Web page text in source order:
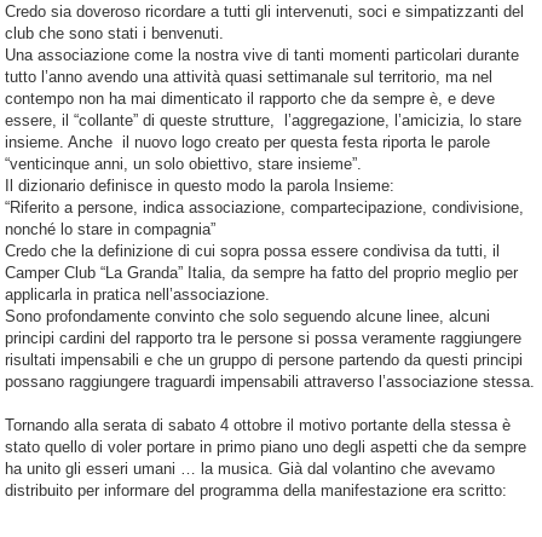
Credo sia doveroso ricordare a tutti gli intervenuti, soci e simpatizzanti del
club che sono stati i benvenuti.
Una associazione come la nostra vive di tanti momenti particolari durante
tutto l’anno avendo una attività quasi settimanale sul territorio, ma nel
contempo non ha mai dimenticato il rapporto che da sempre è, e deve
essere, il “collante” di queste strutture, l’aggregazione, l’amicizia, lo stare
insieme. Anche il nuovo logo creato per questa festa riporta le parole
“venticinque anni, un solo obiettivo, stare insieme”.
Il dizionario definisce in questo modo la parola Insieme:
“Riferito a persone, indica associazione, compartecipazione, condivisione,
nonché lo stare in compagnia”
Credo che la definizione di cui sopra possa essere condivisa da tutti, il
Camper Club “La Granda” Italia, da sempre ha fatto del proprio meglio per
applicarla in pratica nell’associazione.
Sono profondamente convinto che solo seguendo alcune linee, alcuni
principi cardini del rapporto tra le persone si possa veramente raggiungere
risultati impensabili e che un gruppo di persone partendo da questi principi
possano raggiungere traguardi impensabili attraverso l’associazione stessa.
Tornando alla serata di sabato 4 ottobre il motivo portante della stessa è
stato quello di voler portare in primo piano uno degli aspetti che da sempre
ha unito gli esseri umani … la musica. Già dal volantino che avevamo
distribuito per informare del programma della manifestazione era scritto: